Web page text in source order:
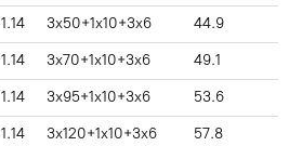
1.14 3x50+1x10+3x6 44.9
1.14 3x70+1x10+3x6 49.1
1.14 3x95+1x10+3x6 53.6
1.14 3x120+1x10+3x6 57.8